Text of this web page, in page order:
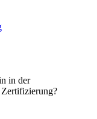
in der
Zertifizierung?